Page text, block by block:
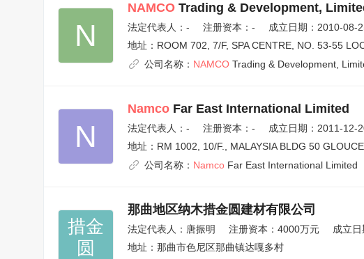
N
NAMCO Trading & Development,
法定代表人： - 注册资本：-
成立日期：2010-08-
地址： ROOM 702, 7/F, SPA CENTRE, NO. 53-55
公司名称： NAMCO Trading & Development,
N
Namco Far East International Limited
法定代表人： - 注册资本：-
成立日期：2011-12-
地址： RM 1002, 10/F., MALAYSIA BLDG 50
公司名称： Namco Far East International Limited
措金
圆
那曲地区纳木措金圆建材有限公司
法定代表人： 唐振明 注册资本：4000万元
成立
地址： 那曲市色尼区那曲镇达嘎多村